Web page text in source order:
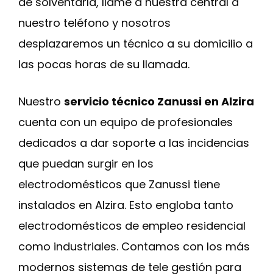
nuestro teléfono y nosotros
desplazaremos un técnico a su domicilio a
las pocas horas de su llamada.
Nuestro servicio técnico Zanussi en Alzira
cuenta con un equipo de profesionales
dedicados a dar soporte a las incidencias
que puedan surgir en los
electrodomésticos que Zanussi tiene
instalados en Alzira. Esto engloba tanto
electrodomésticos de empleo residencial
como industriales. Contamos con los más
modernos sistemas de tele gestión para